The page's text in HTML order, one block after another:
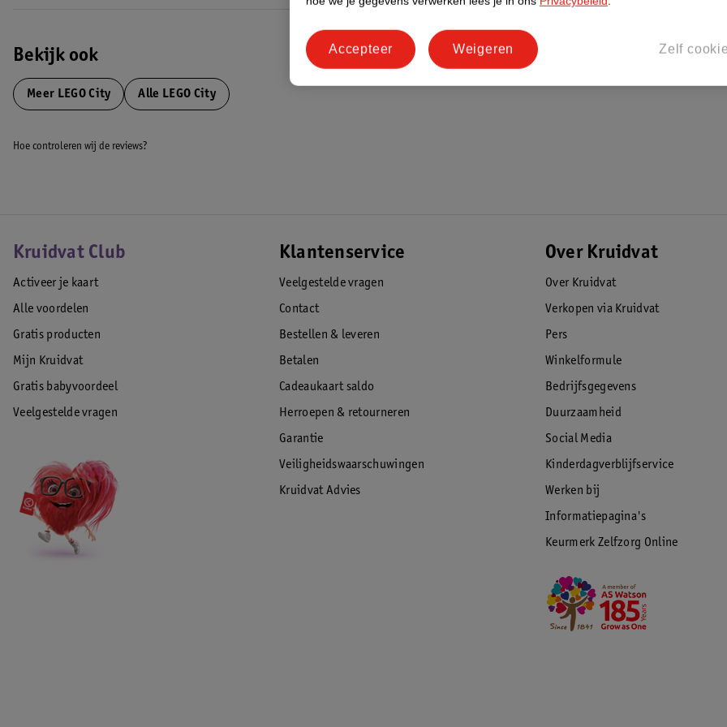
Bekijk ook
Meer LEGO City Alle LEGO City
Hoe controleren wij de reviews?
Kruidvat Club
Activeer je kaart
Alle voordelen
Gratis producten
Mijn Kruidvat
Gratis babyvoordeel
Veelgestelde vragen
Klantenservice
Veelgestelde vragen
Contact
Bestellen & leveren
Betalen
Cadeaukaart saldo
Herroepen & retourneren
Garantie
Veiligheidswaarschuwingen
Kruidvat Advies
Over Kruidvat
Over Kruidvat
Verkopen via Kruidvat
Pers
Winkelformule
Bedrijfsgegevens
Duurzaamheid
Social Media
Kinderdagverblijfservice
Werken bij
Informatiepagina's
Keurmerk Zelfzorg Online
Zelf
Weigeren
Accepteer